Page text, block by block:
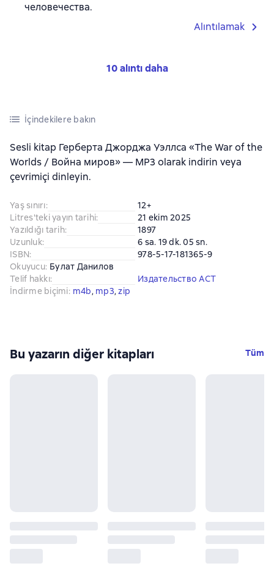
человечества.
Alıntılamak
10 alıntı daha
İçindekilere bakın
Sesli kitap Герберта Джорджа Уэллса «The War of the
Worlds / Война миров» — MP3 olarak indirin veya
çevrimiçi dinleyin.
Yaş sınırı:
12+
Litres'teki yayın tarihi:
21 ekim 2025
Yazıldığı tarih:
1897
Uzunluk:
6 sa. 19 dk. 05 sn.
ISBN:
978-5-17-181365-9
Okuyucu: Булат Данилов
Telif hakkı:
Издательство АСТ
İndirme biçimi: m4b, mp3, zip
Bu yazarın diğer kitapları Tüm